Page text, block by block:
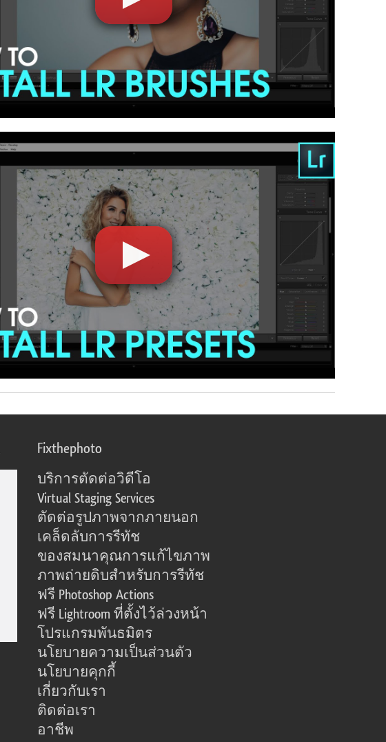
Fixthephoto
บริการตัดต่อวิดีโอ
Virtual Staging Services
ตัดต่อรูปภาพจากภายนอก
เคล็ดลับการรีทัช
ของสมนาคุณการแก้ไขภาพ
ภาพถ่ายดิบสำหรับการรีทัช
ฟรี Photoshop Actions
ฟรี Lightroom ที่ตั้งไว้ล่วงหน้า
โปรแกรมพันธมิตร
นโยบายความเป็นส่วนตัว
นโยบายคุกกี้
เกี่ยวกับเรา
ติดต่อเรา
อาชีพ